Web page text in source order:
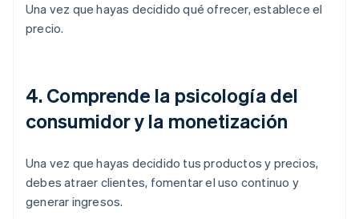
Una vez que hayas decidido qué ofrecer, establece el
precio.
4. Comprende la psicología del
consumidor y la monetización
Una vez que hayas decidido tus productos y precios,
debes atraer clientes, fomentar el uso continuo y
generar ingresos.